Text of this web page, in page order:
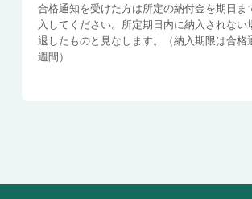
合格通知を受けた方は所定の納付金を期日ま
入してください。所定期日内に納入されない
退したものと見なします。（納入期限は合格
週間）